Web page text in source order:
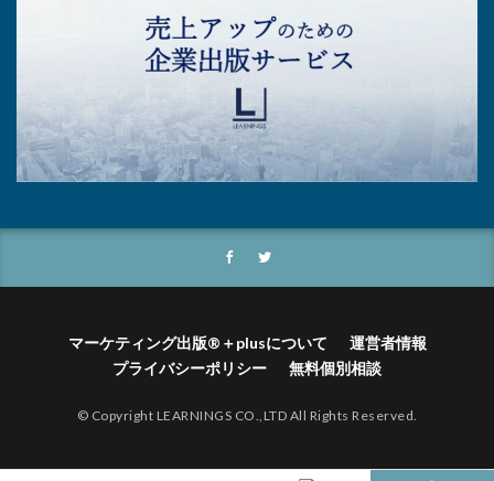
マーケティング出版®＋plusについて
運営者情報
プライバシーポリシー
無料個別相談
© Copyright LEARNINGS CO.,LTD All Rights Reserved.